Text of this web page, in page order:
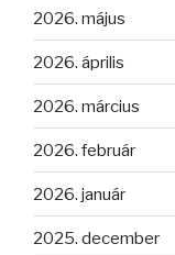
2026. május
2026. április
2026. március
2026. február
2026. január
2025. december